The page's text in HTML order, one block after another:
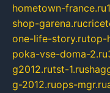
hometown-france.ru
shop-garena.ru
one-life-story.rutop-
poka-vse-doma-2.ru
g2012.rutst-1.ru
g-2012.ruops-mgr.ru